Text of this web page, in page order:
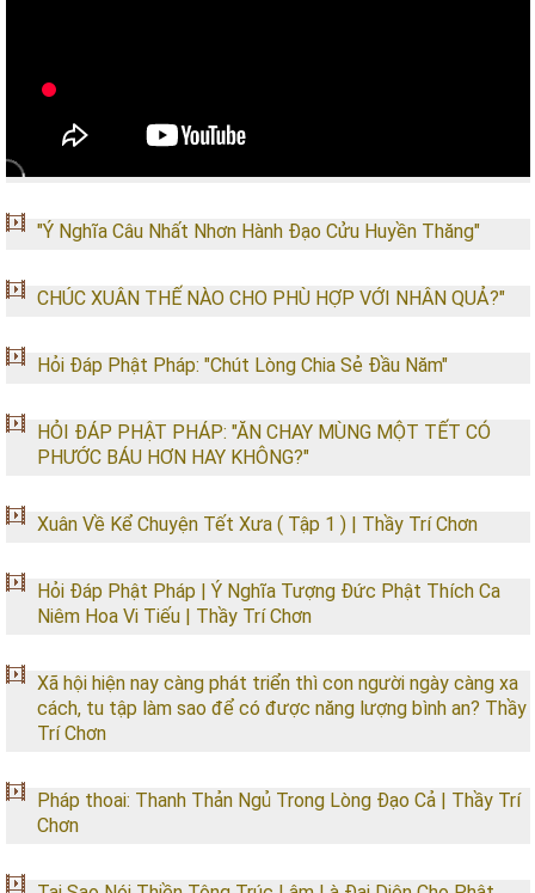
"Ý Nghĩa Câu Nhất Nhơn Hành Đạo Cửu Huyền Thăng"
CHÚC XUÂN THẾ NÀO CHO PHÙ HỢP VỚI NHÂN QUẢ?"
Hỏi Đáp Phật Pháp: "Chút Lòng Chia Sẻ Đầu Năm"
HỎI ĐÁP PHẬT PHÁP: "ĂN CHAY MÙNG MỘT TẾT CÓ
PHƯỚC BÁU HƠN HAY KHÔNG?"
Xuân Về Kể Chuyện Tết Xưa ( Tập 1 ) | Thầy Trí Chơn
Hỏi Đáp Phật Pháp | Ý Nghĩa Tượng Đức Phật Thích Ca
Niêm Hoa Vi Tiếu | Thầy Trí Chơn
Xã hội hiện nay càng phát triển thì con người ngày càng xa
cách, tu tập làm sao để có được năng lượng bình an? Thầy
Trí Chơn
Pháp thoai: Thanh Thản Ngủ Trong Lòng Đạo Cả | Thầy Trí
Chơn